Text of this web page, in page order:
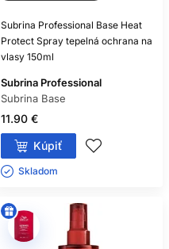
Subrina Professional Base Heat
Protect Spray tepelná ochrana na
vlasy 150ml
Subrina Professional
Subrina Base
11.90 €
Kúpiť
Skladom ㅤ